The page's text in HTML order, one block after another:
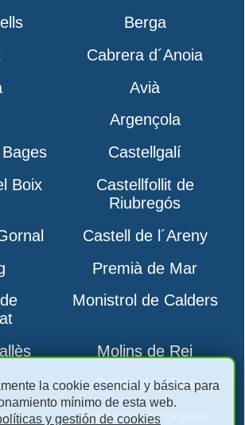
Berga
Cabrera d´Anoia
Avià
Argençola
Castellgalí
Boix
Castellfollit de
Riubregós
Castell de l´Areny
Premià de Mar
Monistrol de Calders
Molins de Rei
Pobla de Lillet
Políticas y cookies
la cookie esencial y básica para
mínimo de esta web.
y gestión de cookies